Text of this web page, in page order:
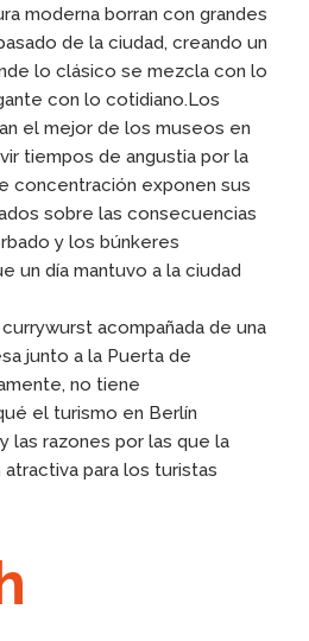
moderna borran con grandes
de la ciudad, creando un
lo clásico se mezcla con lo
con lo cotidiano.Los
el mejor de los museos en
tiempos de angustia por la
concentración exponen sus
sobre las consecuencias
y los búnkeres
un día mantuvo a la ciudad
acompañada de una
junto a la Puerta de
no tiene
el turismo en Berlín
las razones por las que la
para los turistas